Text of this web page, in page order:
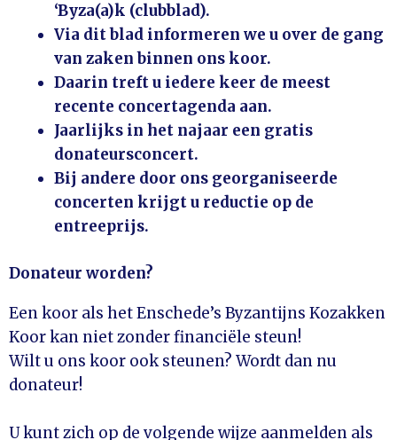
‘Byza(a)k (clubblad).
Via dit blad informeren we u over de gang
van zaken binnen ons koor.
Daarin treft u iedere keer de meest
recente concertagenda aan.
Jaarlijks in het najaar een gratis
donateursconcert.
Bij andere door ons georganiseerde
concerten krijgt u reductie op de
entreeprijs.
Donateur worden?
Een koor als het Enschede’s Byzantijns Kozakken
Koor kan niet zonder financiële steun!
Wilt u ons koor ook steunen? Wordt dan nu
donateur!
U kunt zich op de volgende wijze aanmelden als